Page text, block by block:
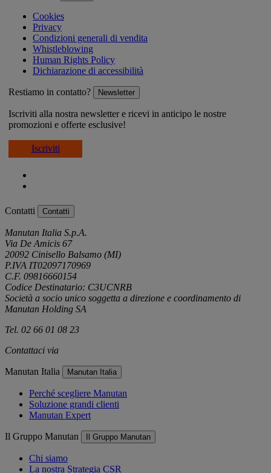
Cookies
Privacy
Condizioni generali di vendita
Whistleblowing
Human Rights Policy
Dichiarazione di accessibilità
Restiamo in contatto? Newsletter
Iscriviti alla nostra newsletter e ricevi in anticipo le nostre
promozioni e offerte esclusive!
Iscriviti
Contatti Contatti
Manutan Italia S.p.A.
Via De Amicis 67
20092 Cinisello Balsamo (MI)
P.IVA IT02097170969
C.F. 09816660154
Codice Destinatario: C3UCNRB
Società a socio unico soggetta a direzione e coordinamento di
Manutan Holding SA
Tel. 02 66 01 08 23
Contattaci via
Manutan Italia Manutan Italia
Perché scegliere Manutan
Soluzione grandi clienti
Manutan Expert
Il Gruppo Manutan Il Gruppo Manutan
Chi siamo
La nostra Strategia CSR